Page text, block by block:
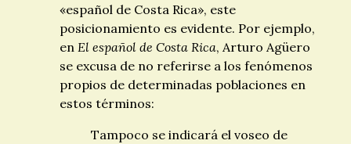
«español de Costa Rica», este
posicionamiento es evidente. Por ejemplo,
en El español de Costa Rica, Arturo Agüero
se excusa de no referirse a los fenómenos
propios de determinadas poblaciones en
estos términos:
Tampoco se indicará el voseo de